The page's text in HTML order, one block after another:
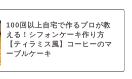
100回以上自宅で作るプロが教
える！シフォンケーキ作り方
【ティラミス風】コーヒーのマ
ーブルケーキ